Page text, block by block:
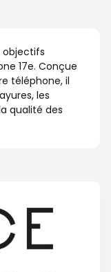
objectifs
17e. Conçue
téléphone, il
les
qualité des